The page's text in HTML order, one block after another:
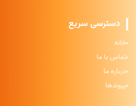
دسترسی سریع
خانه
تماس با ما
درباره ما
پیوندها